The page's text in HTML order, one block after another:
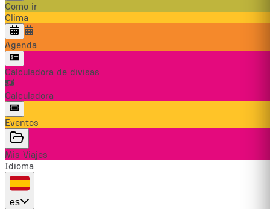
Como ir
Clima
Agenda
Calculadora de divisas
Calculadora
Eventos
Mis Viajes
Idioma
es